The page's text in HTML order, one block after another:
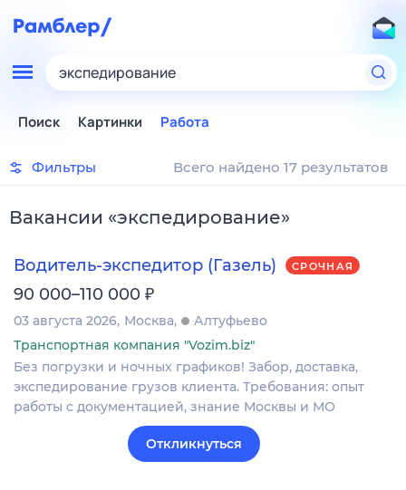
экспедирование
Поиск Картинки Работа
Фильтры Всего найдено 17 результатов
Вакансии «экспедирование»
Водитель-экспедитор (Газель) СРОЧНАЯ
90 000–110 000 ₽
03 августа 2026 Москва
Алтуфьево
Транспортная компания "Vozim.biz"
Без погрузки и ночных графиков! Забор, доставка,
экспедирование грузов клиента. Требования: опыт
работы с документацией, знание Москвы и МО
Откликнуться